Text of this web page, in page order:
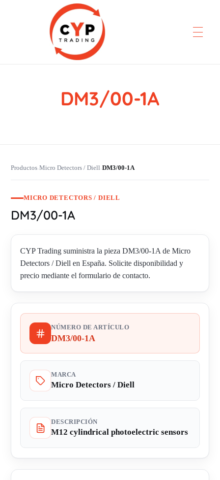
CYP Trading
DM3/00-1A
Productos›Micro Detectors / Diell›DM3/00-1A
MICRO DETECTORS / DIELL
DM3/00-1A
CYP Trading suministra la pieza DM3/00-1A de Micro
Detectors / Diell en España. Solicite disponibilidad y
precio mediante el formulario de contacto.
NÚMERO DE ARTÍCULO
DM3/00-1A
MARCA
Micro Detectors / Diell
DESCRIPCIÓN
M12 cylindrical photoelectric sensors